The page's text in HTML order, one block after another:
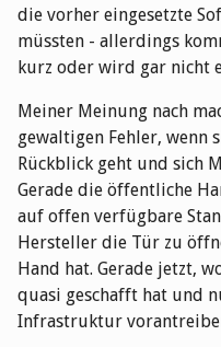
die vorher eingesetzte
müssten - allerdings
kurz oder wird gar nicht
Meiner Meinung nach
gewaltigen Fehler, wenn
Rückblick geht und sich
Gerade die öffentliche
auf offen verfügbare
Hersteller die Tür zu
Hand hat. Gerade jetzt,
quasi geschafft hat und
Infrastruktur